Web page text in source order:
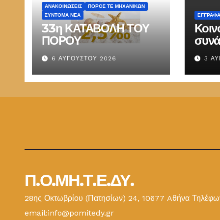
ΑΝΑΚΟΙΝΏΣΕΙΣ
ΠΌΡΟΣ ΤΕ ΜΗΧΑΝΙΚΏΝ
ΣΎΝΤΟΜΑ ΝΈΑ
33η ΚΑΤΑΒΟΛΗ ΤΟΥ
ΠΟΡΟΥ
6 ΑΥΓΟΎΣΤΟΥ 2026 3
Π.Ο.ΜΗ.Τ.Ε.ΔΥ.
28ης Οκτωβρίου (Πατησίων) 24, 10677 Aθήνα
email:info@pomitedy.gr